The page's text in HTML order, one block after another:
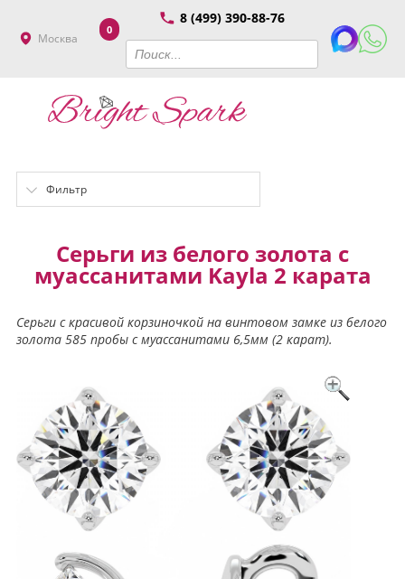
Москва
8 (499) 390-88-76
0
Фильтр
Серьги из белого золота с
муассанитами Kayla 2 карата
Серьги с красивой корзиночкой на винтовом замке из белого
золота 585 пробы с муассанитами 6,5мм (2 карат).